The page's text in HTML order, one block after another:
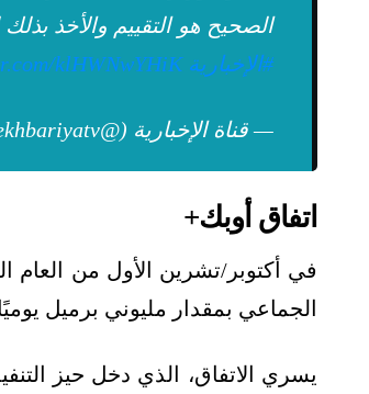
الصحيح هو التقييم والأخذ
#الإخبارية klHWNwYHiK
— قناة الإخبارية (@alekhbariyatv)
اتفاق أوبك+
في أكتوبر/تشرين الأول من العام
الجماعي بمقدار مليوني برميل